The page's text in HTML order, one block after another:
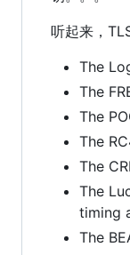
听起来，
The
The
The
The
The
The
timing
The